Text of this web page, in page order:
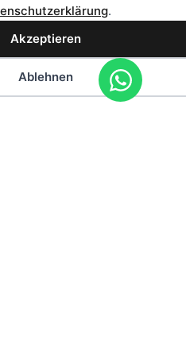
.
Akzeptieren
Ablehnen
und
basieren